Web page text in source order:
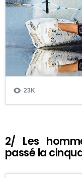
2/ Les
passé la